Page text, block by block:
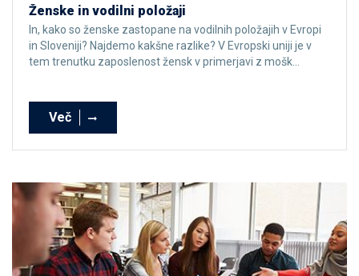
Ženske in vodilni položaji
In, kako so ženske zastopane na vodilnih položajih v Evropi
in Sloveniji? Najdemo kakšne razlike? V Evropski uniji je v
tem trenutku zaposlenost žensk v primerjavi z mošk...
Več